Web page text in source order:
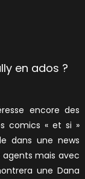
en ados ?
encore des
comics « et si »
dans une news
agents mais avec
une Dana